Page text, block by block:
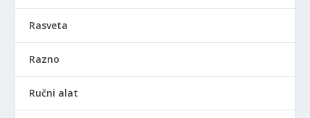
Rasveta
Razno
Ručni alat